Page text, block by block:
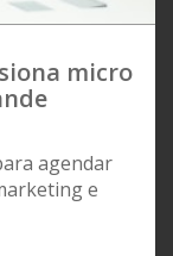
micro
agendar
e